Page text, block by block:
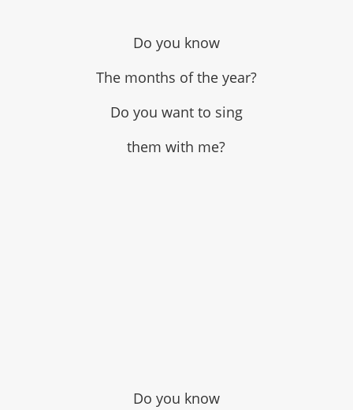
Do you know
The months of the year?
Do you want to sing
them with me?
Do you know